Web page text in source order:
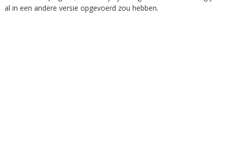
al in een andere versie opgevoerd zou hebben.